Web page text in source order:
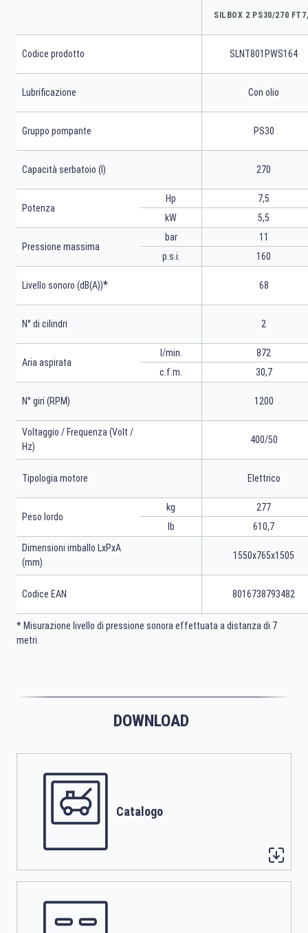
SILBOX 2 PS30/270
Codice prodotto SLNT801PWS164
Lubrificazione Con olio
Gruppo pompante PS30
Capacità serbatoio (l) 270
Potenza
Hp
kW
7,5
5,5
Pressione massima
bar
p.s.i.
11
160
Livello sonoro (dB(A))* 68
N° di cilindri 2
Aria aspirata
l/min.
c.f.m.
872
30,7
N° giri (RPM) 1200
Voltaggio / Frequenza (Volt /
Hz)
400/50
Tipologia motore Elettrico
Peso lordo
kg
lb
277
610,7
Dimensioni imballo LxPxA
(mm)
1550x765x1505
Codice EAN 8016738793482
* Misurazione livello di pressione sonora effettuata a distanza di 7
metri.
DOWNLOAD
Catalogo